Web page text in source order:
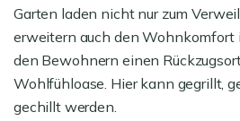
Garten laden nicht nur zum
erweitern auch den Wohnkomfort
den Bewohnern einen
Wohlfühloase. Hier kann gegrillt,
gechillt werden.